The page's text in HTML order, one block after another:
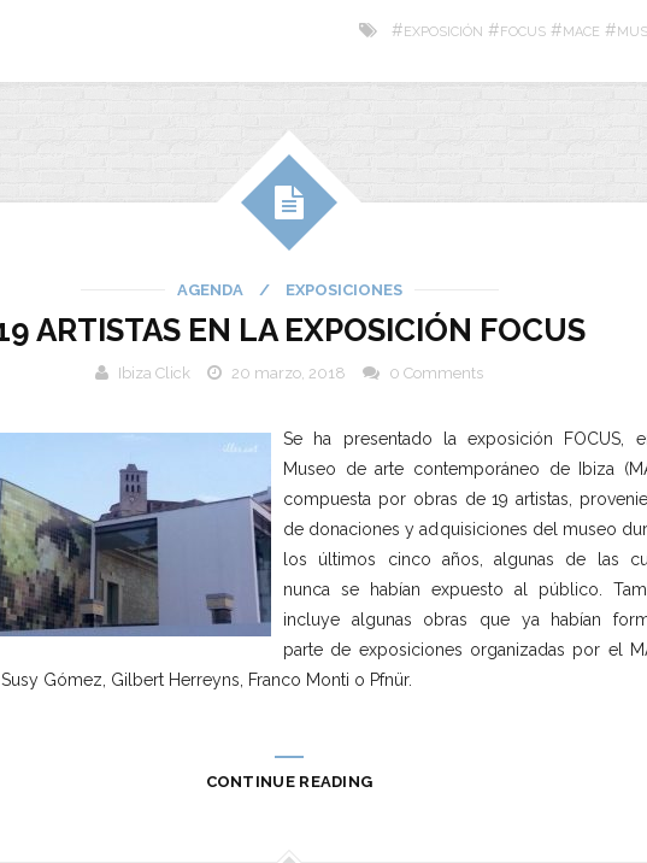
#EXPOSICIÓN #FOCUS #MACE #
AGENDA / EXPOSICIONES
ARTISTAS EN LA EXPOSICIÓN FOCUS
Ibiza Click 20 marzo, 2018 0 Comments
Se ha presentado la exposición FOCUS,
Museo de arte contemporáneo de Ibiza
compuesta por obras de 19 artistas,
de donaciones y adquisiciones del museo
los últimos cinco años, algunas de las
nunca se habían expuesto al público.
incluye algunas obras que ya habían
parte de exposiciones organizadas por el
Gómez, Gilbert Herreyns, Franco Monti o Pfnür.
CONTINUE READING